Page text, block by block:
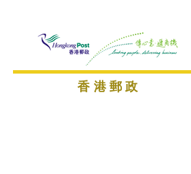
香港郵政